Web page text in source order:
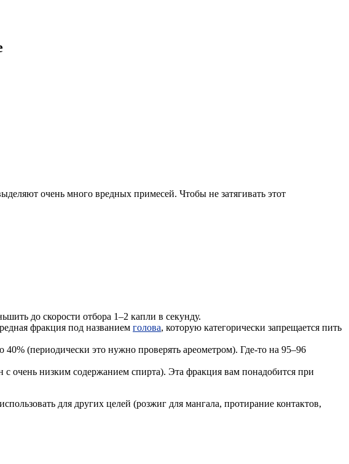
очень много вредных примесей. Чтобы не затягивать этот
до скорости отбора 1–2 капли в секунду.
фракция под названием голова, которую категорически запрещается пить
(периодически это нужно проверять ареометром). Где-то на 95–96
с очень низким содержанием спирта). Эта фракция вам понадобится при
для других целей (розжиг для мангала, протирание контактов,